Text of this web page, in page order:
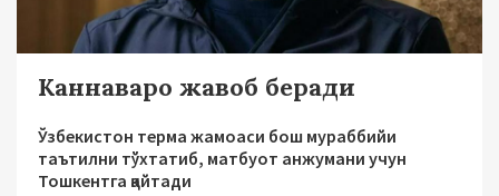
Каннаваро жавоб беради
Ўзбекистон терма жамоаси бош мураббийи
таътилни тўхтатиб, матбуот анжумани учун
Тошкентга қайтади